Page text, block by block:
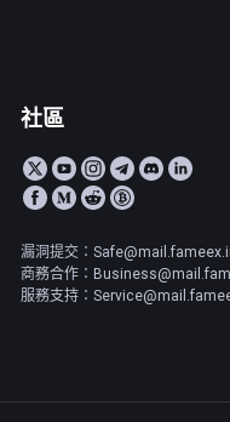
社區
漏洞提交：
商務合作：
服務支持：